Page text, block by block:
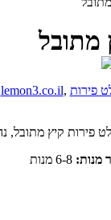
מתובל
lemon3.co.il פירות
מנות: 6-8 מנות